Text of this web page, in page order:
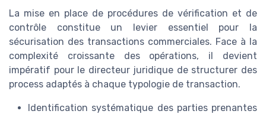
La mise en place de procédures de vérification et de
contrôle constitue un levier essentiel pour la
sécurisation des transactions commerciales. Face à la
complexité croissante des opérations, il devient
impératif pour le directeur juridique de structurer des
process adaptés à chaque typologie de transaction.
Identification systématique des parties prenantes